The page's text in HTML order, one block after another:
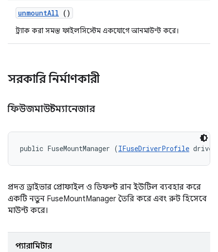
unmountAll ()
ট্র্যাক করা সমস্ত ফাইলসিস্টেম একযোগে আনমাউন্ট করে।
সরকারি নির্মাণকারী
ফিউজমাউন্টম্যানেজার
public FuseMountManager (IFuseDriverProfile
প্রদত্ত ড্রাইভার প্রোফাইল ও ডিফল্ট রান ইউটিল ব্যবহার করে
একটি নতুন FuseMountManager তৈরি করে এবং রুট হিসেবে
মাউন্ট করে।
প্যারামিটার